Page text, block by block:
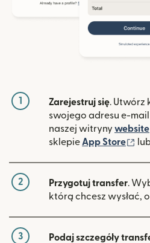
1 Zarejestruj się. Utwórz
swojego adresu e-
naszej witryny website
sklepie App Store
2 Przygotuj transfer.
którą chcesz wysłać,
3 Podaj szczegóły